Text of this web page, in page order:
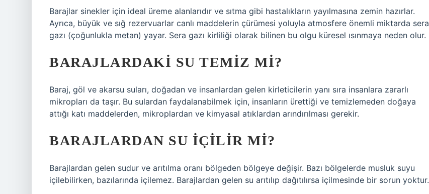
Barajlar sinekler için ideal üreme alanlarıdır ve sıtma gibi hastalıkların yayılmasına zemin hazırlar.
Ayrıca, büyük ve sığ rezervuarlar canlı maddelerin çürümesi yoluyla atmosfere önemli miktarda sera
gazı (çoğunlukla metan) yayar. Sera gazı kirliliği olarak bilinen bu olgu küresel ısınmaya neden olur.
BARAJLARDAKI SU TEMIZ MI?
Baraj, göl ve akarsu suları, doğadan ve insanlardan gelen kirleticilerin yanı sıra insanlara zararlı
mikropları da taşır. Bu sulardan faydalanabilmek için, insanların ürettiği ve temizlemeden doğaya
attığı katı maddelerden, mikroplardan ve kimyasal atıklardan arındırılması gerekir.
BARAJLARDAN SU IÇILIR MI?
Barajlardan gelen sudur ve arıtılma oranı bölgeden bölgeye değişir. Bazı bölgelerde musluk suyu
içilebilirken, bazılarında içilemez. Barajlardan gelen su arıtılıp dağıtılırsa içilmesinde bir sorun yoktur.